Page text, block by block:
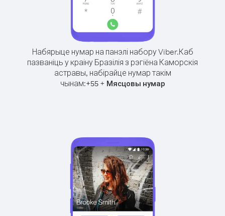
Набярыце нумар на панэлі набору Viber.Каб
пазваніць у краіну Бразілія з рэгіёна Каморскія
астравы, набірайце нумар такім
чынам:+55+ Мясцовы нумар